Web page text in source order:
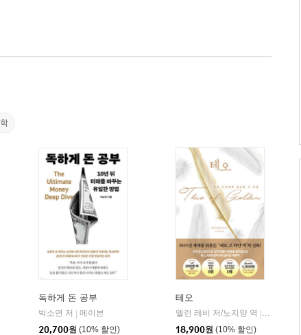
독하게 돈 공부
박소연 저
메이븐
20,700원 (10% 할인)
테오
앨런 레비 저/노지양 역
오팬하우스
18,900원 (10% 할인)